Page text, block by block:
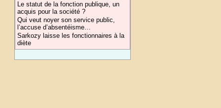
Le statut de la fonction publique, un
acquis pour la société ?
Qui veut noyer son service public,
l’accuse d’absentéisme…
Sarkozy laisse les fonctionnaires à la
diète